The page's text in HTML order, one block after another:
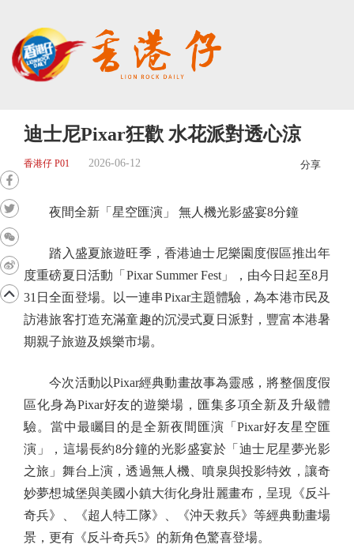
迪士尼Pixar狂歡 水花派對透心涼
香港仔 P01 2026-06-12 分享
夜間全新「星空匯演」 無人機光影盛宴8分鐘
踏入盛夏旅遊旺季，香港迪士尼樂園度假區推出年
度重磅夏日活動「Pixar Summer Fest」，由今日起至8月
31日全面登場。以一連串Pixar主題體驗，為本港市民及
訪港旅客打造充滿童趣的沉浸式夏日派對，豐富本港暑
期親子旅遊及娛樂市場。
今次活動以Pixar經典動畫故事為靈感，將整個度假
區化身為Pixar好友的遊樂場，匯集多項全新及升級體
驗。當中最矚目的是全新夜間匯演「Pixar好友星空匯
演」，這場長約8分鐘的光影盛宴於「迪士尼星夢光影
之旅」舞台上演，透過無人機、噴泉與投影特效，讓奇
妙夢想城堡與美國小鎮大街化身壯麗畫布，呈現《反斗
奇兵》、《超人特工隊》、《沖天救兵》等經典動畫場
景，更有《反斗奇兵5》的新角色驚喜登場。